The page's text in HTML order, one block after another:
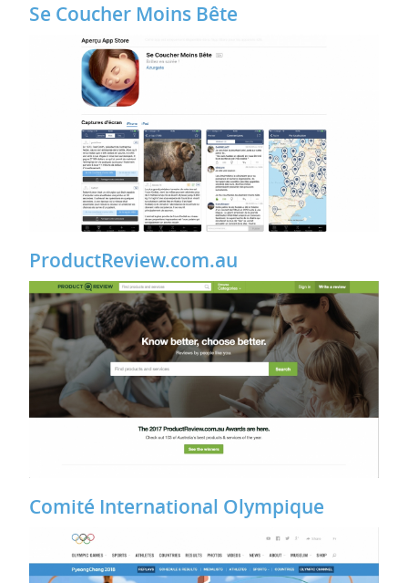
Se Coucher Moins Bête
ProductReview.com.au
Comité International Olympique